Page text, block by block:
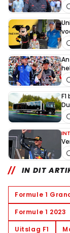
IN DIT
Formule 1
Formule 1 2023
Uitslag F1